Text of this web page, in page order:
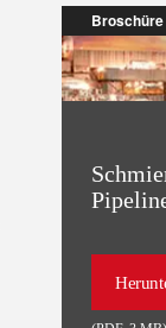
Broschüre